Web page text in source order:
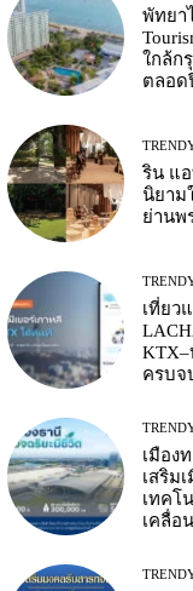
พัทยา
ใกล้ก
ตลอด
ริน แอ
นิยาม
ย่านพ
เที่ยว
ครบจ
เมือง
เสริม
เทคโ
เคลื่อ